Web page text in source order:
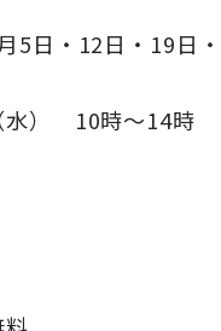
5日・12日・19日
水） 10時～14時